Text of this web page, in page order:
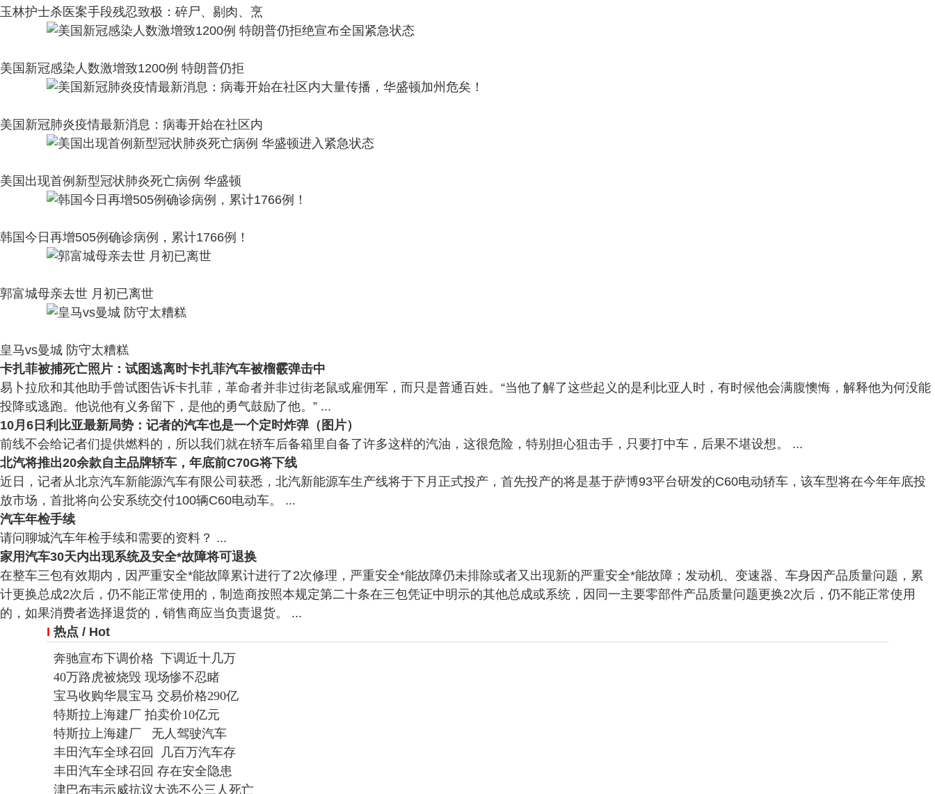
玉林护士杀医案手段残忍致极：碎尸、剔肉、烹
美国新冠感染人数激增致1200例 特朗普仍拒
美国新冠肺炎疫情最新消息：病毒开始在社区内
美国出现首例新型冠状肺炎死亡病例 华盛顿
韩国今日再增505例确诊病例，累计1766例！
郭富城母亲去世 月初已离世
皇马vs曼城 防守太糟糕
卡扎菲被捕死亡照片：试图逃离时卡扎菲汽车被榴霰弹击中
易卜拉欣和其他助手曾试图告诉卡扎菲，革命者并非过街老鼠或雇佣军，而只是普通百姓。“当他了解了这些起义的是利比亚人时，有时候他会满腹懊悔，解释他为何没能
投降或逃跑。他说他有义务留下，是他的勇气鼓励了他。” ...
10月6日利比亚最新局势：记者的汽车也是一个定时炸弹（图片）
前线不会给记者们提供燃料的，所以我们就在轿车后备箱里自备了许多这样的汽油，这很危险，特别担心狙击手，只要打中车，后果不堪设想。 ...
北汽将推出20余款自主品牌轿车，年底前C70G将下线
近日，记者从北京汽车新能源汽车有限公司获悉，北汽新能源车生产线将于下月正式投产，首先投产的将是基于萨博93平台研发的C60电动轿车，该车型将在今年年底投
放市场，首批将向公安系统交付100辆C60电动车。 ...
汽车年检手续
请问聊城汽车年检手续和需要的资料？ ...
家用汽车30天内出现系统及安全*故障将可退换
在整车三包有效期内，因严重安全*能故障累计进行了2次修理，严重安全*能故障仍未排除或者又出现新的严重安全*能故障；发动机、变速器、车身因产品质量问题，累
计更换总成2次后，仍不能正常使用的，制造商按照本规定第二十条在三包凭证中明示的其他总成或系统，因同一主要零部件产品质量问题更换2次后，仍不能正常使用
的，如果消费者选择退货的，销售商应当负责退货。 ...
I热点/ Hot
奔驰宣布下调价格 下调近十几万
40万路虎被烧毁 现场惨不忍睹
宝马收购华晨宝马 交易价格290亿
特斯拉上海建厂 拍卖价10亿元
特斯拉上海建厂 无人驾驶汽车
丰田汽车全球召回 几百万汽车存
丰田汽车全球召回 存在安全隐患
津巴布韦示威抗议大选不公三人死亡